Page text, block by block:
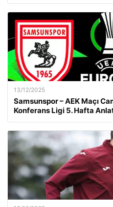
13/12/2025
Samsunspor – AEK Maçı
Konferans Ligi 5. Hafta